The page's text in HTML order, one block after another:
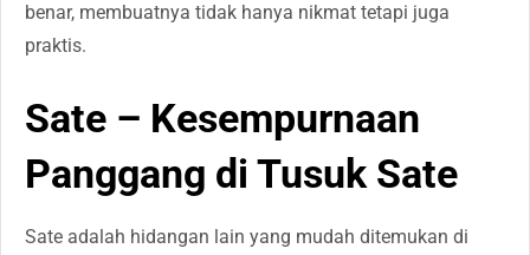
benar, membuatnya tidak hanya nikmat tetapi juga
praktis.
Sate – Kesempurnaan
Panggang di Tusuk Sate
Sate adalah hidangan lain yang mudah ditemukan di